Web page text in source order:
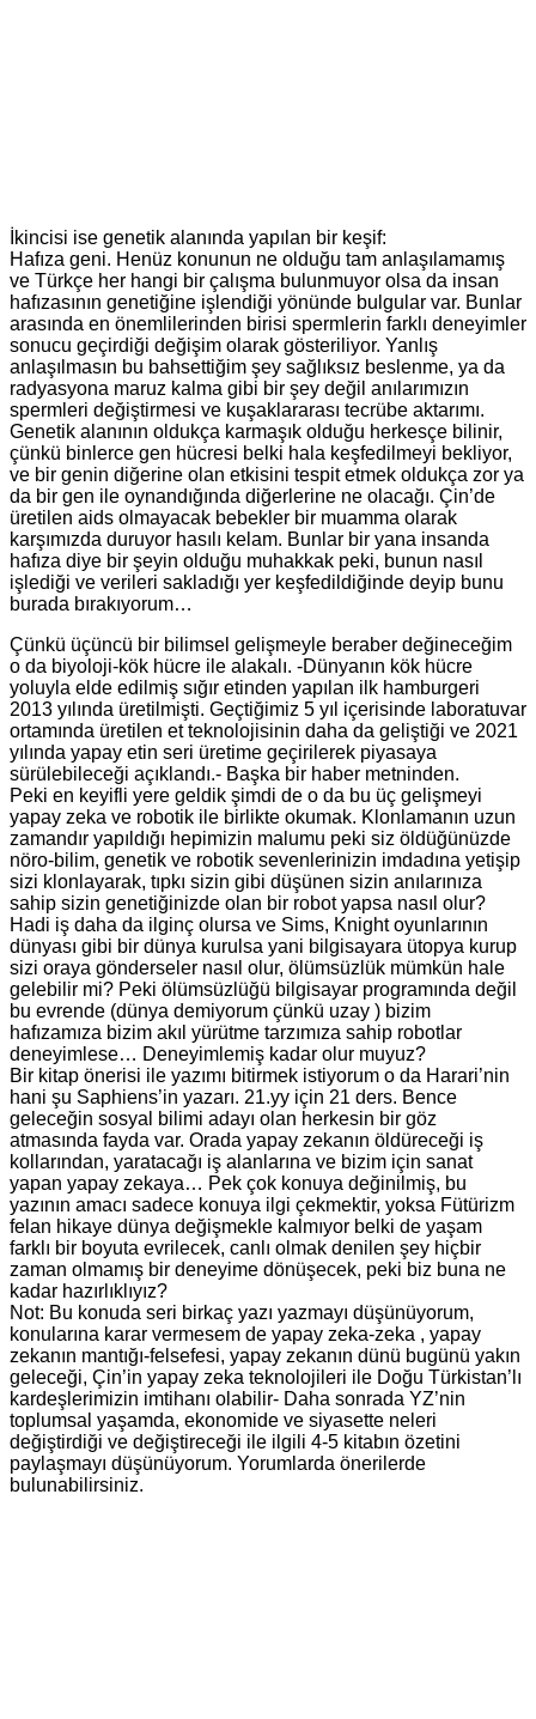
İkincisi ise genetik alanında yapılan bir keşif:
Hafıza geni. Henüz konunun ne olduğu tam anlaşılamamış
ve Türkçe her hangi bir çalışma bulunmuyor olsa da insan
hafızasının genetiğine işlendiği yönünde bulgular var. Bunlar
arasında en önemlilerinden birisi spermlerin farklı deneyimler
sonucu geçirdiği değişim olarak gösteriliyor. Yanlış
anlaşılmasın bu bahsettiğim şey sağlıksız beslenme, ya da
radyasyona maruz kalma gibi bir şey değil anılarımızın
spermleri değiştirmesi ve kuşaklararası tecrübe aktarımı.
Genetik alanının oldukça karmaşık olduğu herkesçe bilinir,
çünkü binlerce gen hücresi belki hala keşfedilmeyi bekliyor,
ve bir genin diğerine olan etkisini tespit etmek oldukça zor ya
da bir gen ile oynandığında diğerlerine ne olacağı. Çin’de
üretilen aids olmayacak bebekler bir muamma olarak
karşımızda duruyor hasılı kelam. Bunlar bir yana insanda
hafıza diye bir şeyin olduğu muhakkak peki, bunun nasıl
işlediği ve verileri sakladığı yer keşfedildiğinde deyip bunu
burada bırakıyorum…
Çünkü üçüncü bir bilimsel gelişmeyle beraber değineceğim
o da biyoloji-kök hücre ile alakalı. -Dünyanın kök hücre
yoluyla elde edilmiş sığır etinden yapılan ilk hamburgeri
2013 yılında üretilmişti. Geçtiğimiz 5 yıl içerisinde laboratuvar
ortamında üretilen et teknolojisinin daha da geliştiği ve 2021
yılında yapay etin seri üretime geçirilerek piyasaya
sürülebileceği açıklandı.- Başka bir haber metninden.
Peki en keyifli yere geldik şimdi de o da bu üç gelişmeyi
yapay zeka ve robotik ile birlikte okumak. Klonlamanın uzun
zamandır yapıldığı hepimizin malumu peki siz öldüğünüzde
nöro-bilim, genetik ve robotik sevenlerinizin imdadına yetişip
sizi klonlayarak, tıpkı sizin gibi düşünen sizin anılarınıza
sahip sizin genetiğinizde olan bir robot yapsa nasıl olur?
Hadi iş daha da ilginç olursa ve Sims, Knight oyunlarının
dünyası gibi bir dünya kurulsa yani bilgisayara ütopya kurup
sizi oraya gönderseler nasıl olur, ölümsüzlük mümkün hale
gelebilir mi? Peki ölümsüzlüğü bilgisayar programında değil
bu evrende (dünya demiyorum çünkü uzay ) bizim
hafızamıza bizim akıl yürütme tarzımıza sahip robotlar
deneyimlese… Deneyimlemiş kadar olur muyuz?
Bir kitap önerisi ile yazımı bitirmek istiyorum o da Harari’nin
hani şu Saphiens’in yazarı. 21.yy için 21 ders. Bence
geleceğin sosyal bilimi adayı olan herkesin bir göz
atmasında fayda var. Orada yapay zekanın öldüreceği iş
kollarından, yaratacağı iş alanlarına ve bizim için sanat
yapan yapay zekaya… Pek çok konuya değinilmiş, bu
yazının amacı sadece konuya ilgi çekmektir, yoksa Fütürizm
felan hikaye dünya değişmekle kalmıyor belki de yaşam
farklı bir boyuta evrilecek, canlı olmak denilen şey hiçbir
zaman olmamış bir deneyime dönüşecek, peki biz buna ne
kadar hazırlıklıyız?
Not: Bu konuda seri birkaç yazı yazmayı düşünüyorum,
konularına karar vermesem de yapay zeka-zeka , yapay
zekanın mantığı-felsefesi, yapay zekanın dünü bugünü yakın
geleceği, Çin’in yapay zeka teknolojileri ile Doğu Türkistan’lı
kardeşlerimizin imtihanı olabilir- Daha sonrada YZ’nin
toplumsal yaşamda, ekonomide ve siyasette neleri
değiştirdiği ve değiştireceği ile ilgili 4-5 kitabın özetini
paylaşmayı düşünüyorum. Yorumlarda önerilerde
bulunabilirsiniz.